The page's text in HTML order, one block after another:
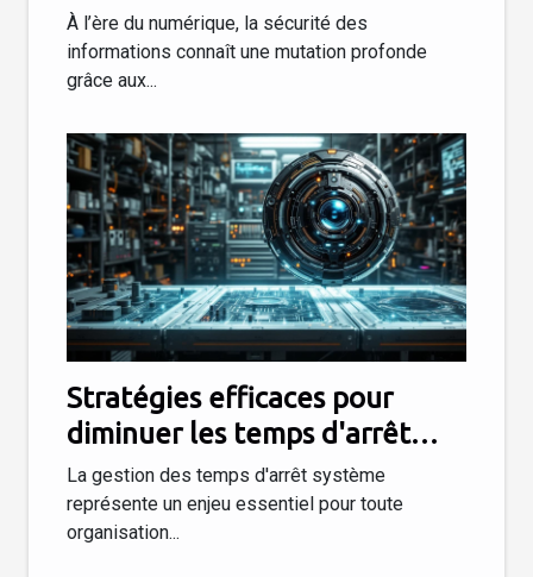
elles la sécurité des
informations ?
À l’ère du numérique, la sécurité des
informations connaît une mutation profonde
grâce aux...
Stratégies efficaces pour
diminuer les temps d'arrêt
système
La gestion des temps d'arrêt système
représente un enjeu essentiel pour toute
organisation...